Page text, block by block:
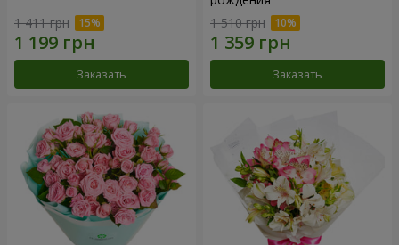
1 411 грн
Заказать
1 510 грн
Заказать